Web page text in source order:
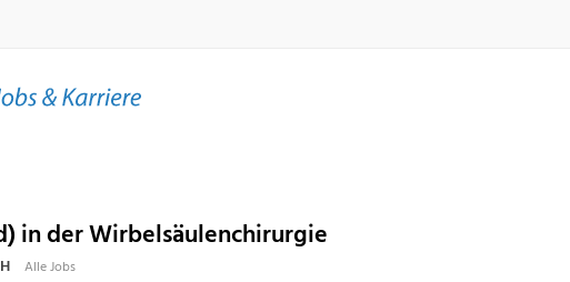
in der Wirbelsäulenchirurgie
Alle Jobs